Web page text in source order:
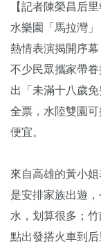
【記者陳榮昌后
水樂園「馬拉灣
熱情表演揭開序
不少民眾攜家帶
出「未滿十八歲
全票，水陸雙園
便宜。
來自高雄的黃小
是安排家族出遊
水，划算很多；
點出發搭火車到后